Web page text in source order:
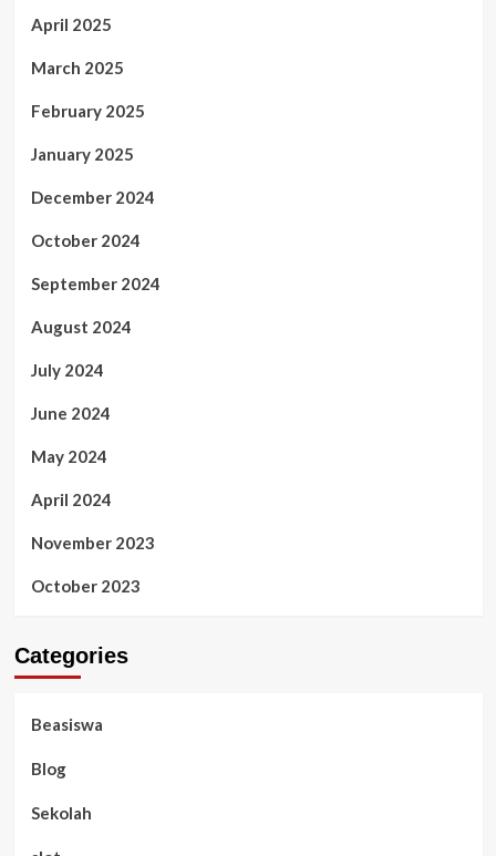
April 2025
March 2025
February 2025
January 2025
December 2024
October 2024
September 2024
August 2024
July 2024
June 2024
May 2024
April 2024
November 2023
October 2023
Categories
Beasiswa
Blog
Sekolah